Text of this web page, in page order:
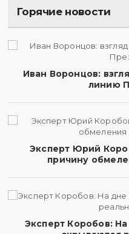
Горячие новости
Иван Воронцов:
линию
Эксперт Юрий
причину
Эксперт Коробов: